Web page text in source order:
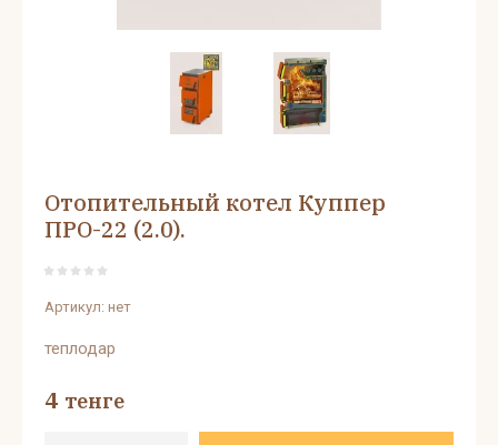
Отопительный котел Куппер
ПРО-22 (2.0).
Артикул: нет
теплодар
4 тенге